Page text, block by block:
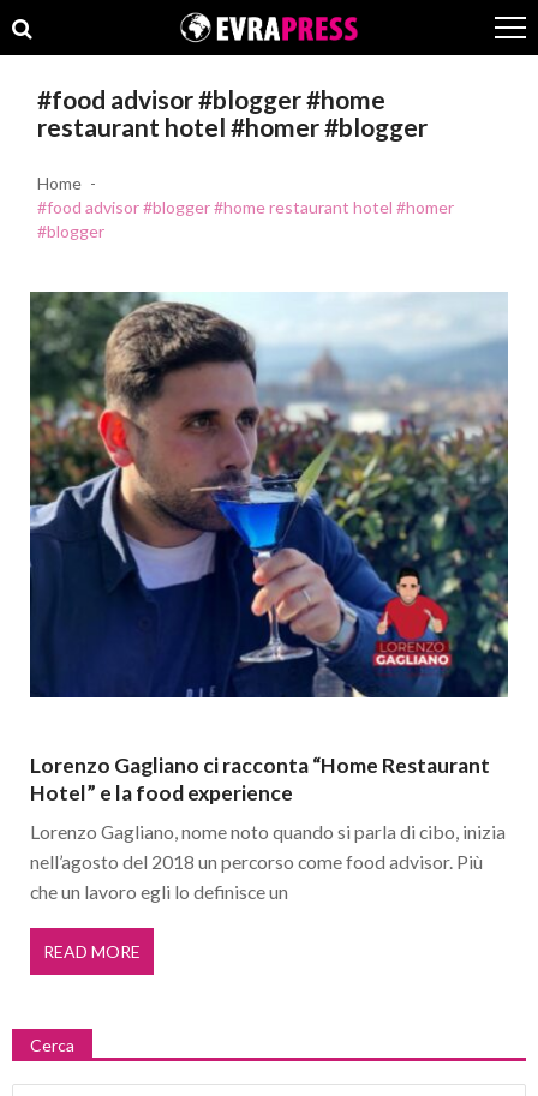
to
to
#food advisor #blogger #home
restaurant hotel #homer #blogger
Home
#food advisor #blogger #home restaurant hotel #homer
#blogger
Lorenzo Gagliano ci racconta “Home Restaurant
Hotel” e la food experience
Lorenzo Gagliano, nome noto quando si parla di cibo, inizia
nell’agosto del 2018 un percorso come food advisor. Più
che un lavoro egli lo definisce un
READ MORE
Cerca